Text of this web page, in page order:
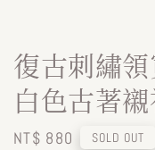
復古刺繡
白色古著
Regular
NT$ 880 SOLD OUT